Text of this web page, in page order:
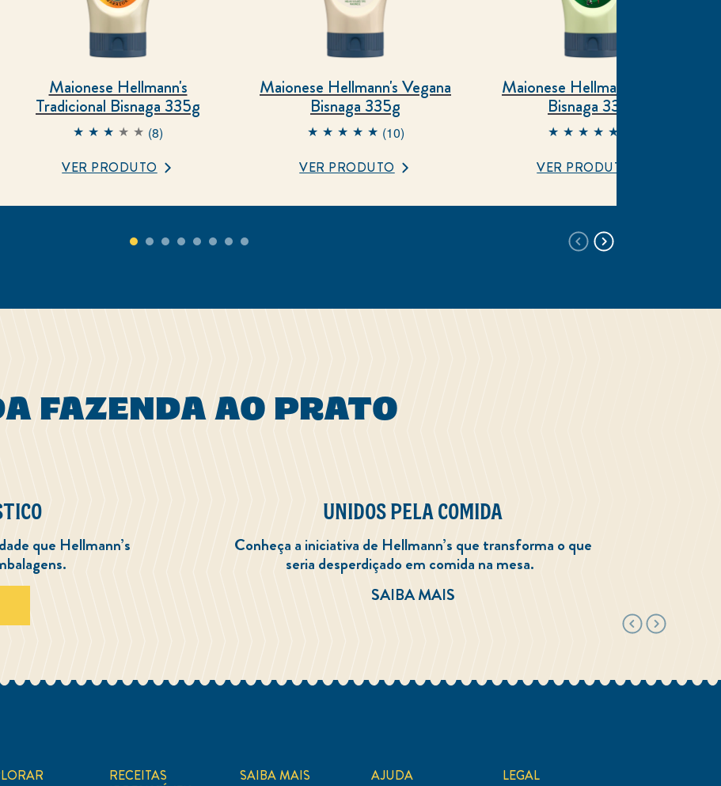
Maionese Hellmann's
Tradicional Bisnaga 335g
A classificação
média deste
Hellmann&#39;s
Bisnaga 335g é
(8)
VER PRODUTO
Maionese Hellmann's Vegana
Bisnaga 335g
A classificação
média deste
Hellmann&#39;s
(10)
VER PRODUTO
Maionese Hellmann's Verde
Bisnaga 335g
A classificação
média deste
Hellmann&#39;s
335g é 5.0 de 5
VER PRODUTO
FAZENDA AO PRATO
que Hellmann’s
DO PLÁSTICO
UNIDOS PELA COMIDA
Conheça a iniciativa de Hellmann’s que transforma o que
seria desperdiçado em comida na mesa.
SAIBA MAISUNIDOS PELA COMIDA
RECEITAS
SAIBA MAIS AJUDA LEGAL